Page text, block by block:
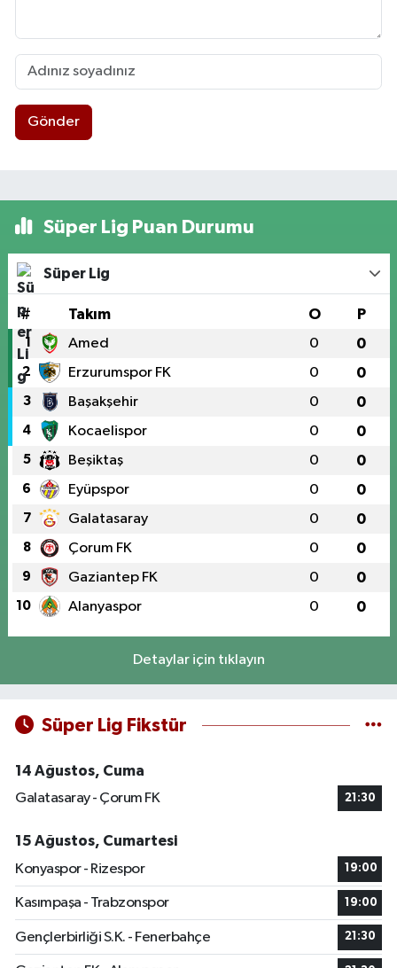
Gönder
Süper Lig Puan Durumu
Süper Lig
# Takım O P
1 Amed 0 0
2 Erzurumspor FK 0 0
3 Başakşehir 0 0
4 Kocaelispor 0 0
5 Beşiktaş 0 0
6 Eyüpspor 0 0
7 Galatasaray 0 0
8 Çorum FK 0 0
9 Gaziantep FK 0 0
10 Alanyaspor 0 0
Detaylar için tıklayın
Süper Lig Fikstür
14 Ağustos, Cuma
Galatasaray - Çorum FK
21:30
15 Ağustos, Cumartesi
Konyaspor - Rizespor
19:00
Kasımpaşa - Trabzonspor 19:00
Gençlerbirliği S.K. - Fenerbahçe 21:30